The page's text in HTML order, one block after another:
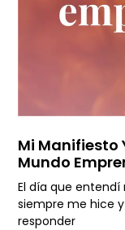
Mi Manifiesto
Mundo
El día que
siempre me hice
responder